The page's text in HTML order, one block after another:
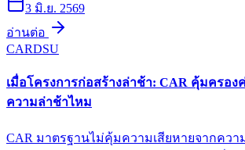
3 มิ.ย. 2569
อ่านต่อ
CARDSU
เมื่อโครงการก่อสร้างล่าช้า: CAR คุ้มครอง
ความล่าช้าไหม
CAR มาตรฐานไม่คุ้มความเสียหายจากคว